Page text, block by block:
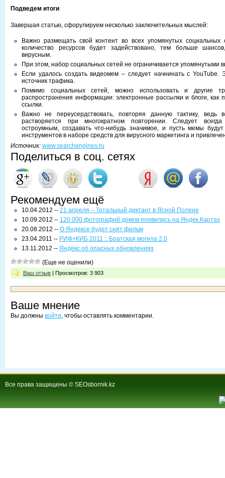
Подведем итоги
Завершая статью, сфорулируем несколько заключительных мыслей:
Важно размещать свой контент во всех упомянутых
количество ресурсов будет задействовано, тем больше
вирусным.
При этом, набор социальных сетей не ограничивается упомянутыми
Если удалось создать видеомем – следует начнинать с
источник трафика.
Помимо социальных сетей, можно использовать и другие
распространения информации: электронные рассылки и блоги, как
ссылки.
Важно не переусердствовать, повторяя данную тактику, ведь
растворяется при многократном повторении. Следует
остроумным, создавать что-нибудь значимое, и пусть мемы
инструментов в наборе средств для вирусного маркетинга и
Источник: www.searchengines.ru
Поделиться в соц. сетях
Рекомендуем ещё
10.04.2012 -- 21 апреля – Тотальный диктант в Ясной Поляне
10.09.2012 -- 120 000 фотографий домов появились на Яндек.Картах
20.08.2012 -- О Яндексе будет снят фильм
23.04.2011 -- РИФ+КИБ 2011 :: Братская могила 2.0
13.11.2012 -- Яндекс об опасных обновлениях
(Еще не оценили)
Ваш отзыв | Просмотров: 3 903
Ваше мнение
Вы должны войти, чтобы оставлять комментарии.
Все права защищены © SEOsbornik.kz